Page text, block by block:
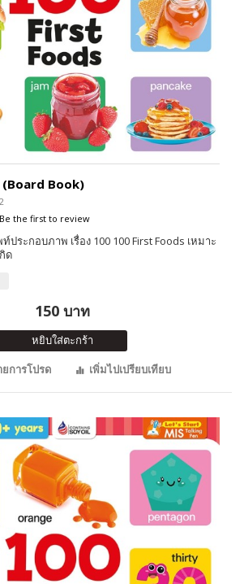
Book)
Be the first to review
ระกอบภาพ เรื่อง 100 100 First Foods เหมาะ
ด
150 บาท
หยิบใส่ตะกร้า
ยการโปรด
เพิ่มไปเปรียบเทียบ